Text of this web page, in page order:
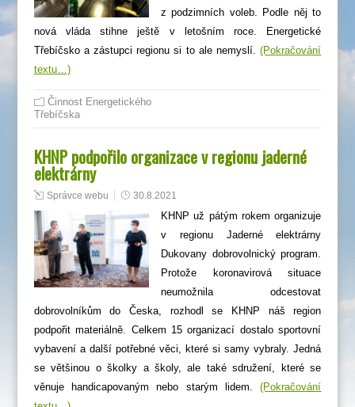
z podzimních voleb. Podle něj to
nová vláda stihne ještě v letošním roce. Energetické
Třebíčsko a zástupci regionu si to ale nemyslí.(Pokračování
textu…)
Činnost Energetického
Třebíčska
KHNP podpořilo organizace v regionu jaderné
elektrárny
Správce webu 30.8.2021
KHNP už pátým rokem organizuje
v regionu Jaderné elektrárny
Dukovany dobrovolnický program.
Protože koronavirová situace
neumožnila odcestovat
dobrovolníkům do Česka, rozhodl se KHNP náš region
podpořit materiálně. Celkem 15 organizací dostalo sportovní
vybavení a další potřebné věci, které si samy vybraly. Jedná
se většinou o školky a školy, ale také sdružení, které se
věnuje handicapovaným nebo starým lidem.(Pokračování